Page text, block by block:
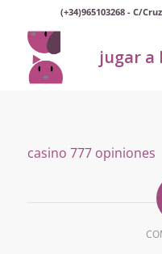
(+34)965103268 - C/
jugar a
casino 777 opiniones